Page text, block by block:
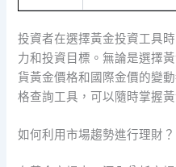
投資者在選擇黃金投資工具
力和投資目標。無論是選擇
貨黃金價格和國際金價的變
格查詢工具，可以隨時掌握
如何利用市場趨勢進行理財？